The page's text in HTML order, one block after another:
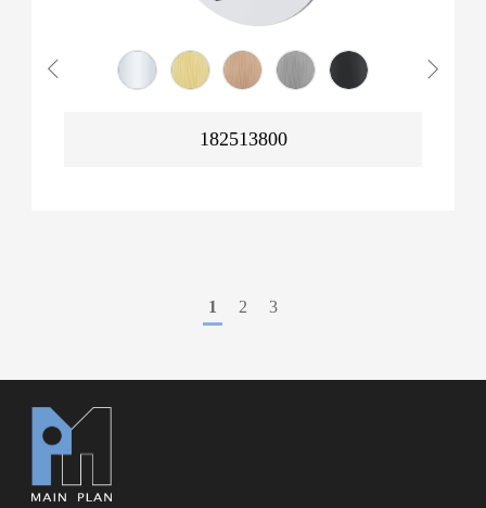
182513800
1 2 3